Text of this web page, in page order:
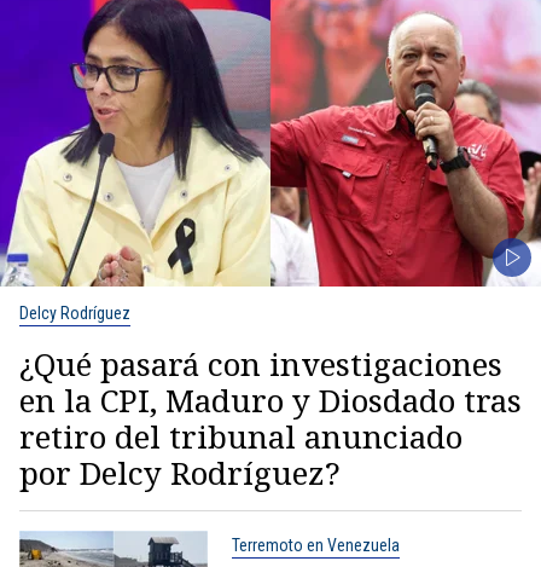
Delcy Rodríguez
¿Qué pasará con investigaciones
en la CPI, Maduro y Diosdado tras
retiro del tribunal anunciado
por Delcy Rodríguez?
Terremoto en Venezuela